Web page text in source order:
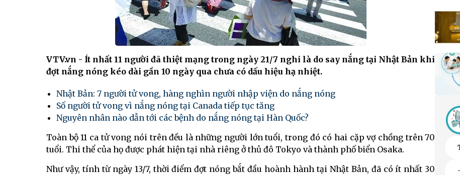
VTV.vn - Ít nhất 11 người đã thiệt mạng trong ngày 21/7 nghi là do say nắng tại Nhật Bản khi
đợt nắng nóng kéo dài gần 10 ngày qua chưa có dấu hiệu hạ nhiệt.
Nhật Bản: 7 người tử vong, hàng nghìn người nhập viện do nắng nóng
Số người tử vong vì nắng nóng tại Canada tiếp tục tăng
Nguyên nhân nào dẫn tới các bệnh do nắng nóng tại Hàn Quốc?
Toàn bộ 11 ca tử vong nói trên đều là những người lớn tuổi, trong đó có hai cặp vợ chồng trên 70
tuổi. Thi thể của họ được phát hiện tại nhà riêng ở thủ đô Tokyo và thành phố biển Osaka.
Như vậy, tính từ ngày 13/7, thời điểm đợt nóng bắt đầu hoành hành tại Nhật Bản, đã có ít nhất 30